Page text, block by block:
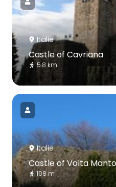
Italie
Castle of Cavriana
5.8 km
Italie
Castle of Volta
108 m